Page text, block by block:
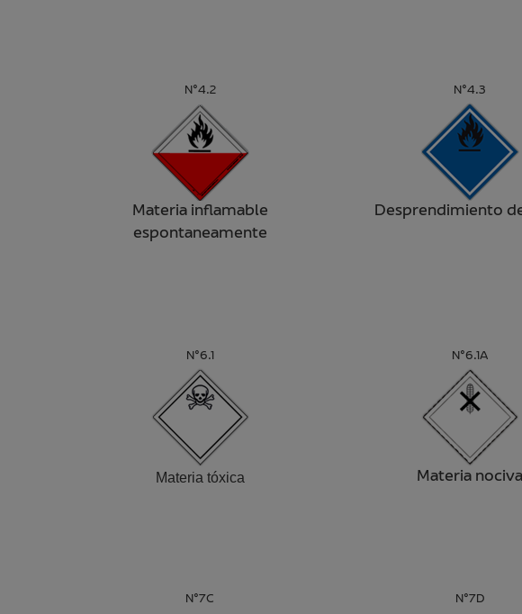
N°4.2 N°4.3
Materia inflamable
espontaneamente
Desprendimiento
N°6.1 N°6.1A
Materia tóxica Materia nociva
N°7C N°7D